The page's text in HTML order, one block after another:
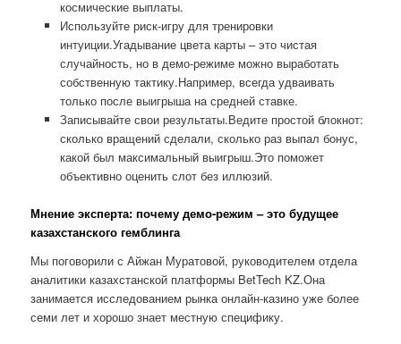
космические выплаты.
Используйте риск-игру для тренировки
интуиции.Угадывание цвета карты – это чистая
случайность, но в демо-режиме можно выработать
собственную тактику.Например, всегда удваивать
только после выигрыша на средней ставке.
Записывайте свои результаты.Ведите простой блокнот:
сколько вращений сделали, сколько раз выпал бонус,
какой был максимальный выигрыш.Это поможет
объективно оценить слот без иллюзий.
Мнение эксперта: почему демо-режим – это будущее
казахстанского гемблинга
Мы поговорили с Айжан Муратовой, руководителем отдела
аналитики казахстанской платформы BetTech KZ.Она
занимается исследованием рынка онлайн-казино уже более
семи лет и хорошо знает местную специфику.